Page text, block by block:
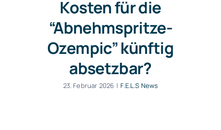
Kosten für die
“Abnehmspritze-
Ozempic” künftig
absetzbar?
23. Februar 2026 | F.E.L.S News